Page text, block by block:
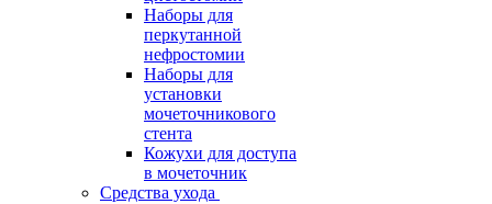
Наборы для
перкутанной
нефростомии
Наборы для
установки
мочеточникового
стента
Кожухи для доступа
в мочеточник
Средства ухода